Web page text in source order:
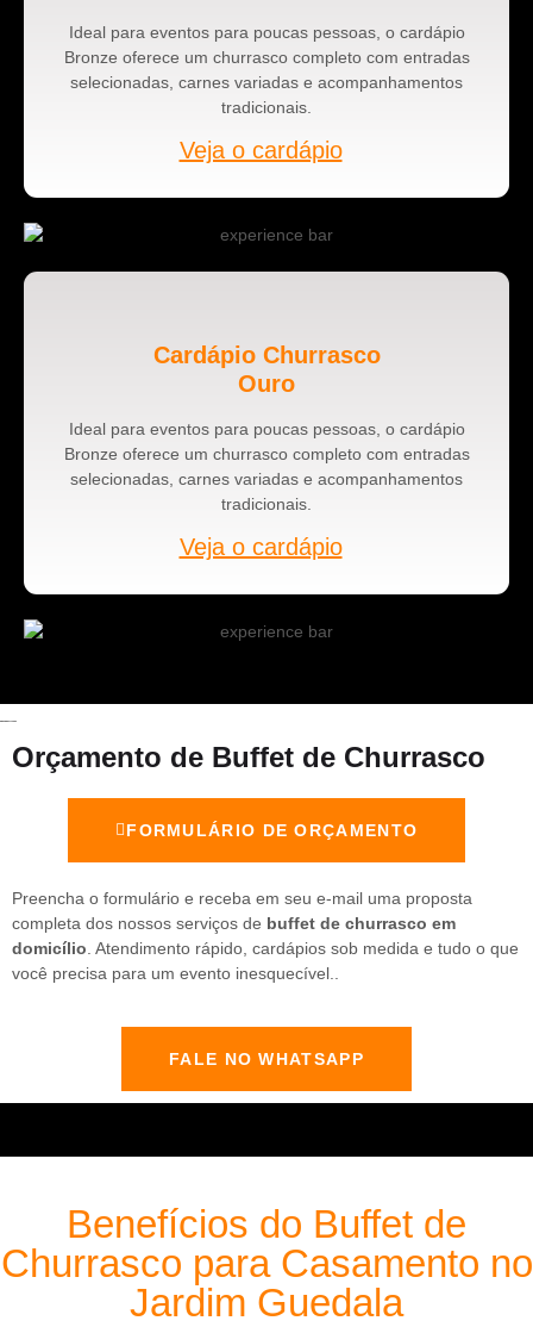
Ideal para eventos para poucas pessoas, o cardápio
Bronze oferece um churrasco completo com entradas
selecionadas, carnes variadas e acompanhamentos
tradicionais.
Veja o cardápio
Cardápio Churrasco
Ouro
Ideal para eventos para poucas pessoas, o cardápio
Bronze oferece um churrasco completo com entradas
selecionadas, carnes variadas e acompanhamentos
tradicionais.
Veja o cardápio
Orçamento de Buffet de Churrasco
FORMULÁRIO DE ORÇAMENTO
Preencha o formulário e receba em seu e-mail uma proposta
completa dos nossos serviços de buffet de churrasco em
domicílio . Atendimento rápido, cardápios sob medida e tudo o que
você precisa para um evento inesquecível..
FALE NO WHATSAPP
Benefícios do Buffet de
Churrasco para Casamento no
Jardim Guedala